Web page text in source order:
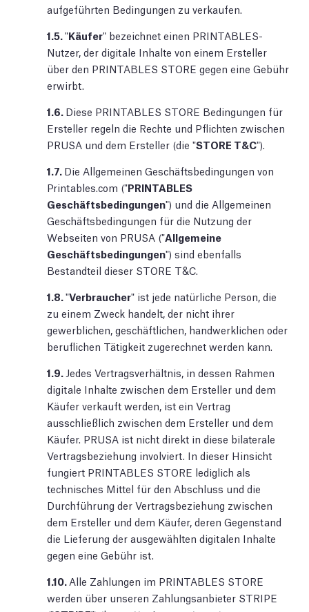
aufgeführten Bedingungen zu verkaufen.
1.5."Käufer" bezeichnet einen PRINTABLES-
Nutzer, der digitale Inhalte von einem Ersteller
über den PRINTABLES STORE gegen eine Gebühr
erwirbt.
1.6. Diese PRINTABLES STORE Bedingungen für
Ersteller regeln die Rechte und Pflichten zwischen
PRUSA und dem Ersteller (die "STORE T&C").
1.7. Die Allgemeinen Geschäftsbedingungen von
Printables.com ("PRINTABLES
Geschäftsbedingungen") und die Allgemeinen
Geschäftsbedingungen für die Nutzung der
Webseiten von PRUSA ("Allgemeine
Geschäftsbedingungen") sind ebenfalls
Bestandteil dieser STORE T&C.
1.8."Verbraucher" ist jede natürliche Person, die
zu einem Zweck handelt, der nicht ihrer
gewerblichen, geschäftlichen, handwerklichen oder
beruflichen Tätigkeit zugerechnet werden kann.
1.9. Jedes Vertragsverhältnis, in dessen Rahmen
digitale Inhalte zwischen dem Ersteller und dem
Käufer verkauft werden, ist ein Vertrag
ausschließlich zwischen dem Ersteller und dem
Käufer. PRUSA ist nicht direkt in diese bilaterale
Vertragsbeziehung involviert. In dieser Hinsicht
fungiert PRINTABLES STORE lediglich als
technisches Mittel für den Abschluss und die
Durchführung der Vertragsbeziehung zwischen
dem Ersteller und dem Käufer, deren Gegenstand
die Lieferung der ausgewählten digitalen Inhalte
gegen eine Gebühr ist.
1.10. Alle Zahlungen im PRINTABLES STORE
werden über unseren Zahlungsanbieter STRIPE